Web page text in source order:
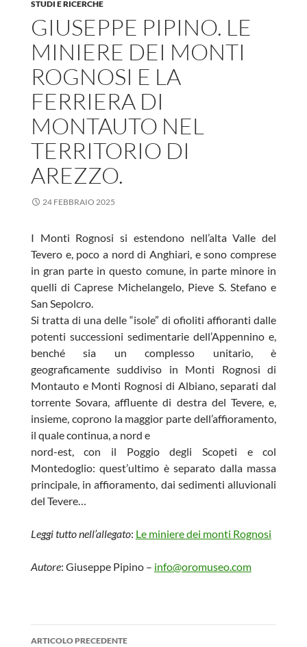
STUDI E RICERCHE
GIUSEPPE PIPINO. LE
MINIERE DEI MONTI
ROGNOSI E LA
FERRIERA DI
MONTAUTO NEL
TERRITORIO DI
AREZZO.
24 FEBBRAIO 2025
I Monti Rognosi si estendono nell’alta Valle del
Tevero e, poco a nord di Anghiari, e sono comprese
in gran parte in questo comune, in parte minore in
quelli di Caprese Michelangelo, Pieve S. Stefano e
San Sepolcro.
Si tratta di una delle “isole” di ofioliti affioranti dalle
potenti successioni sedimentarie dell’Appennino e,
benché sia un complesso unitario, è
geograficamente suddiviso in Monti Rognosi di
Montauto e Monti Rognosi di Albiano, separati dal
torrente Sovara, affluente di destra del Tevere, e,
insieme, coprono la maggior parte dell’affioramento,
il quale continua, a nord e
nord-est, con il Poggio degli Scopeti e col
Montedoglio: quest’ultimo è separato dalla massa
principale, in affioramento, dai sedimenti alluvionali
del Tevere…
Leggi tutto nell’allegato: Le miniere dei monti Rognosi
Autore: Giuseppe Pipino – info@oromuseo.com
Navigazione
ARTICOLO PRECEDENTE